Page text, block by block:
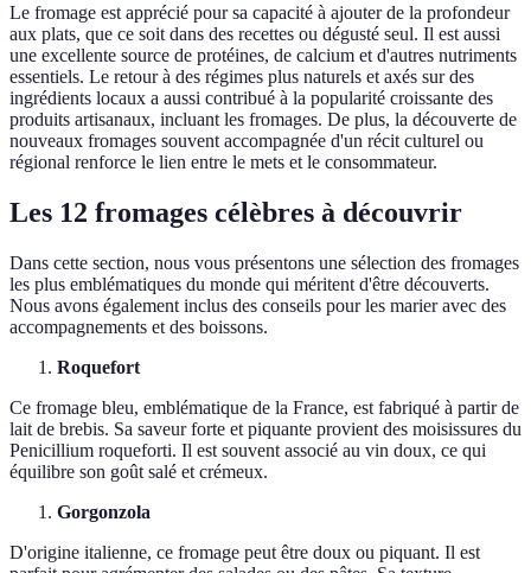
Le fromage est apprécié pour sa capacité à ajouter de la profondeur
aux plats, que ce soit dans des recettes ou dégusté seul. Il est aussi
une excellente source de protéines, de calcium et d'autres nutriments
essentiels. Le retour à des régimes plus naturels et axés sur des
ingrédients locaux a aussi contribué à la popularité croissante des
produits artisanaux, incluant les fromages. De plus, la découverte de
nouveaux fromages souvent accompagnée d'un récit culturel ou
régional renforce le lien entre le mets et le consommateur.
Les 12 fromages célèbres à découvrir
Dans cette section, nous vous présentons une sélection des fromages
les plus emblématiques du monde qui méritent d'être découverts.
Nous avons également inclus des conseils pour les marier avec des
accompagnements et des boissons.
Roquefort
Ce fromage bleu, emblématique de la France, est fabriqué à partir de
lait de brebis. Sa saveur forte et piquante provient des moisissures du
Penicillium roqueforti. Il est souvent associé au vin doux, ce qui
équilibre son goût salé et crémeux.
Gorgonzola
D'origine italienne, ce fromage peut être doux ou piquant. Il est